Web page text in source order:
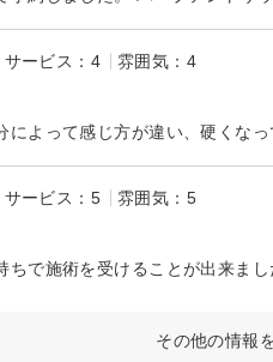
サービス：4 雰囲気：4
サービス：5 雰囲気：5
その他の情報